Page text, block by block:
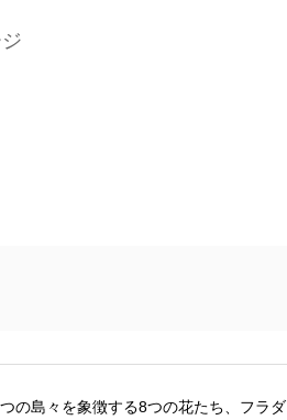
の島々を象徴する8つの花たち、フラダ